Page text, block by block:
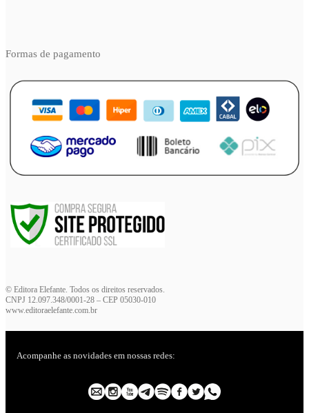
Formas de pagamento
© Editora Elefante. Todos os direitos reservados.
CNPJ 12.097.348/0001-28 – CEP 05030-010
www.editoraelefante.com.br
Acompanhe as novidades em nossas redes: